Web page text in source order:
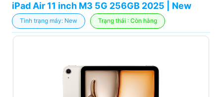
iPad Air 11 inch M3 5G 256GB 2025 | New
Tình trạng máy: New Trạng thái : Còn hàng